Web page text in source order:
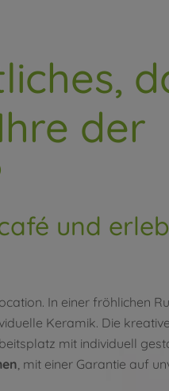
der
und
In einer fröhlichen
Keramik. Die
mit individuell
, mit einer Garantie auf